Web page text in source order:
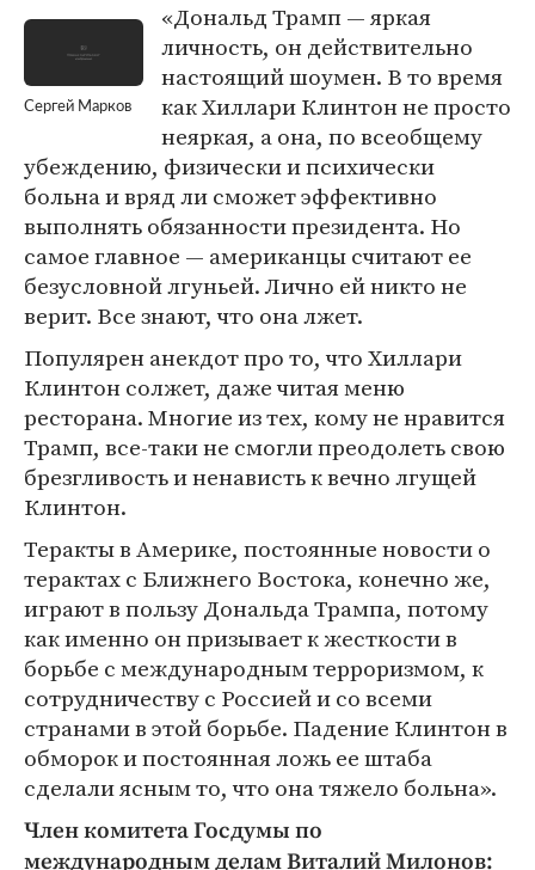
Сергей Марков
«Дональд Трамп — яркая
личность, он действительно
настоящий шоумен. В то время
как Хиллари Клинтон не просто
неяркая, а она, по всеобщему
убеждению, физически и психически
больна и вряд ли сможет эффективно
выполнять обязанности президента. Но
самое главное — американцы считают ее
безусловной лгуньей. Лично ей никто не
верит. Все знают, что она лжет.
Популярен анекдот про то, что Хиллари
Клинтон солжет, даже читая меню
ресторана. Многие из тех, кому не нравится
Трамп, все-таки не смогли преодолеть свою
брезгливость и ненависть к вечно лгущей
Клинтон.
Теракты в Америке, постоянные новости о
терактах с Ближнего Востока, конечно же,
играют в пользу Дональда Трампа, потому
как именно он призывает к жесткости в
борьбе с международным терроризмом, к
сотрудничеству с Россией и со всеми
странами в этой борьбе. Падение Клинтон в
обморок и постоянная ложь ее штаба
сделали ясным то, что она тяжело больна».
Член комитета Госдумы по
международным делам Виталий Милонов: